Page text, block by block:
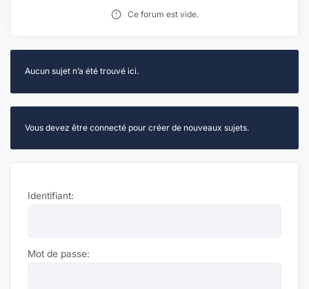
Ce forum est vide.
Aucun sujet n’a été trouvé ici.
Vous devez être connecté pour créer de nouveaux sujets.
Identifiant:
Mot de passe: